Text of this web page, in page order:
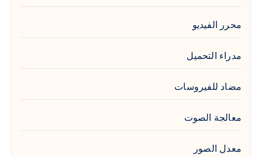
محرر الفيديو
مدراء التحميل
مضاد للفيروسات
معالجة الصوت
معدل الصور